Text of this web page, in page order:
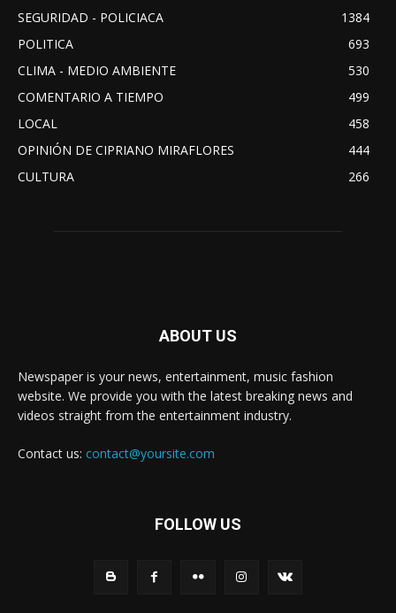
SEGURIDAD - POLICIACA
1384
POLITICA
693
CLIMA - MEDIO AMBIENTE
530
COMENTARIO A TIEMPO
499
LOCAL
458
OPINIÓN DE CIPRIANO MIRAFLORES
444
CULTURA
266
ABOUT US
Newspaper is your news, entertainment, music fashion
website. We provide you with the latest breaking news and
videos straight from the entertainment industry.
Contact us: contact@yoursite.com
FOLLOW US